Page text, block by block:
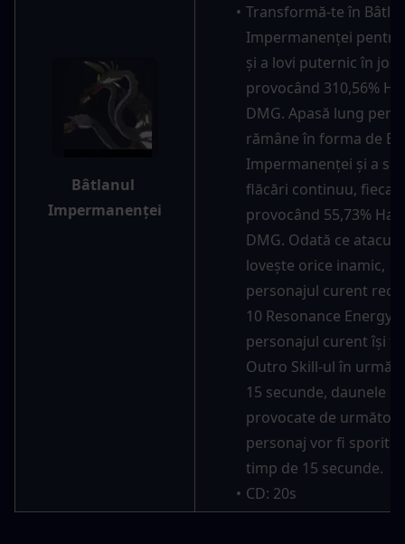
Bâtlanul
Impermanenței
Transformă-te în
Impermanenței
și a lovi puternic în jos,
provocând 310,56%
DMG. Apasă lung
rămâne în forma de
Impermanenței și a
flăcări continuu,
provocând 55,73%
DMG. Odată ce atacul
lovește orice inamic,
personajul curent
10 Resonance Energy.
personajul curent își
Outro Skill-ul în
15 secunde, daunele
provocate de
personaj vor fi sporite
timp de 15 secunde.
CD: 20s